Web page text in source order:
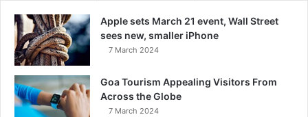
Apple sets March 21 event, Wall Street
sees new, smaller iPhone
7 March 2024
Goa Tourism Appealing Visitors From
Across the Globe
7 March 2024